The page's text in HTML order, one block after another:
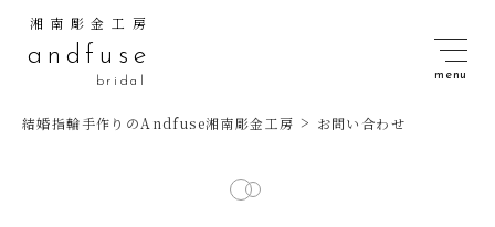
湘南彫金工房
andfuse
bridal
結婚指輪手作りのAndfuse湘南彫金工房 > お問い合わせ